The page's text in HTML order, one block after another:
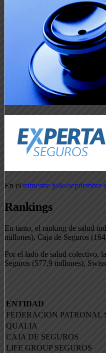
En el trimestre julio/septiembre
Rankings
En tanto, el ranking de salud
millones), Caja de Seguros
Por el lado de salud colectivo,
Seguros (577,9 millones),
ENTIDAD
FEDERACION PATRONAL
QUALIA
CAJA DE SEGUROS
LIFE GROUP SEGUROS